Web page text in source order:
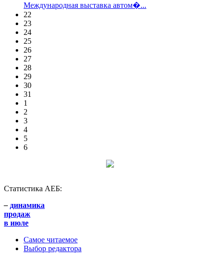
Международная выставка автом�...
22
23
24
25
26
27
28
29
30
31
1
2
3
4
5
6
Статистика АЕБ:
– динамика
продаж
в июле
Самое читаемое
Выбор редактора